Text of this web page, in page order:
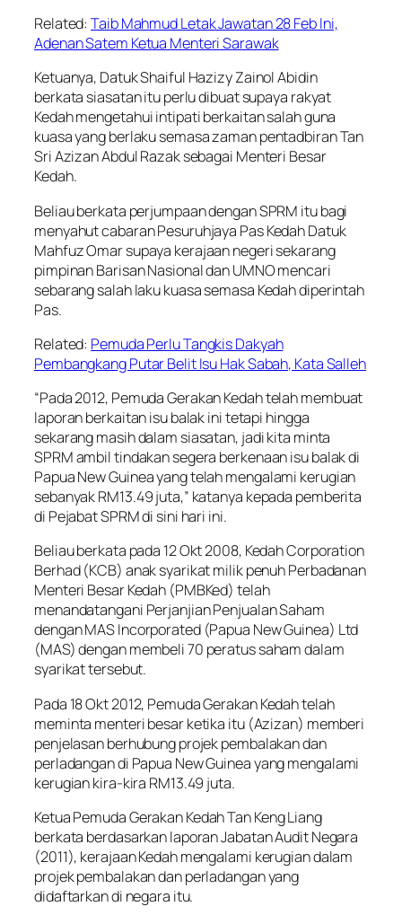
Related:Taib Mahmud Letak Jawatan 28 Feb Ini,
Adenan Satem Ketua Menteri Sarawak
Ketuanya, Datuk Shaiful Hazizy Zainol Abidin
berkata siasatan itu perlu dibuat supaya rakyat
Kedah mengetahui intipati berkaitan salah guna
kuasa yang berlaku semasa zaman pentadbiran Tan
Sri Azizan Abdul Razak sebagai Menteri Besar
Kedah.
Beliau berkata perjumpaan dengan SPRM itu bagi
menyahut cabaran Pesuruhjaya Pas Kedah Datuk
Mahfuz Omar supaya kerajaan negeri sekarang
pimpinan Barisan Nasional dan UMNO mencari
sebarang salah laku kuasa semasa Kedah diperintah
Pas.
Related: Pemuda Perlu Tangkis Dakyah
Pembangkang Putar Belit Isu Hak Sabah, Kata Salleh
“Pada 2012, Pemuda Gerakan Kedah telah membuat
laporan berkaitan isu balak ini tetapi hingga
sekarang masih dalam siasatan, jadi kita minta
SPRM ambil tindakan segera berkenaan isu balak di
Papua New Guinea yang telah mengalami kerugian
sebanyak RM13.49 juta,” katanya kepada pemberita
di Pejabat SPRM di sini hari ini.
Beliau berkata pada 12 Okt 2008, Kedah Corporation
Berhad (KCB) anak syarikat milik penuh Perbadanan
Menteri Besar Kedah (PMBKed) telah
menandatangani Perjanjian Penjualan Saham
dengan MAS Incorporated (Papua New Guinea) Ltd
(MAS) dengan membeli 70 peratus saham dalam
syarikat tersebut.
Pada 18 Okt 2012, Pemuda Gerakan Kedah telah
meminta menteri besar ketika itu (Azizan) memberi
penjelasan berhubung projek pembalakan dan
perladangan di Papua New Guinea yang mengalami
kerugian kira-kira RM13.49 juta.
Ketua Pemuda Gerakan Kedah Tan Keng Liang
berkata berdasarkan laporan Jabatan Audit Negara
(2011), kerajaan Kedah mengalami kerugian dalam
projek pembalakan dan perladangan yang
didaftarkan di negara itu.